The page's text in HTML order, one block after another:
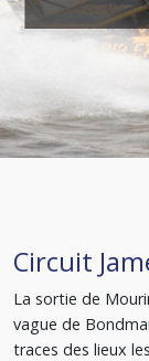
Circuit
La sortie de
vague de
traces des lieux